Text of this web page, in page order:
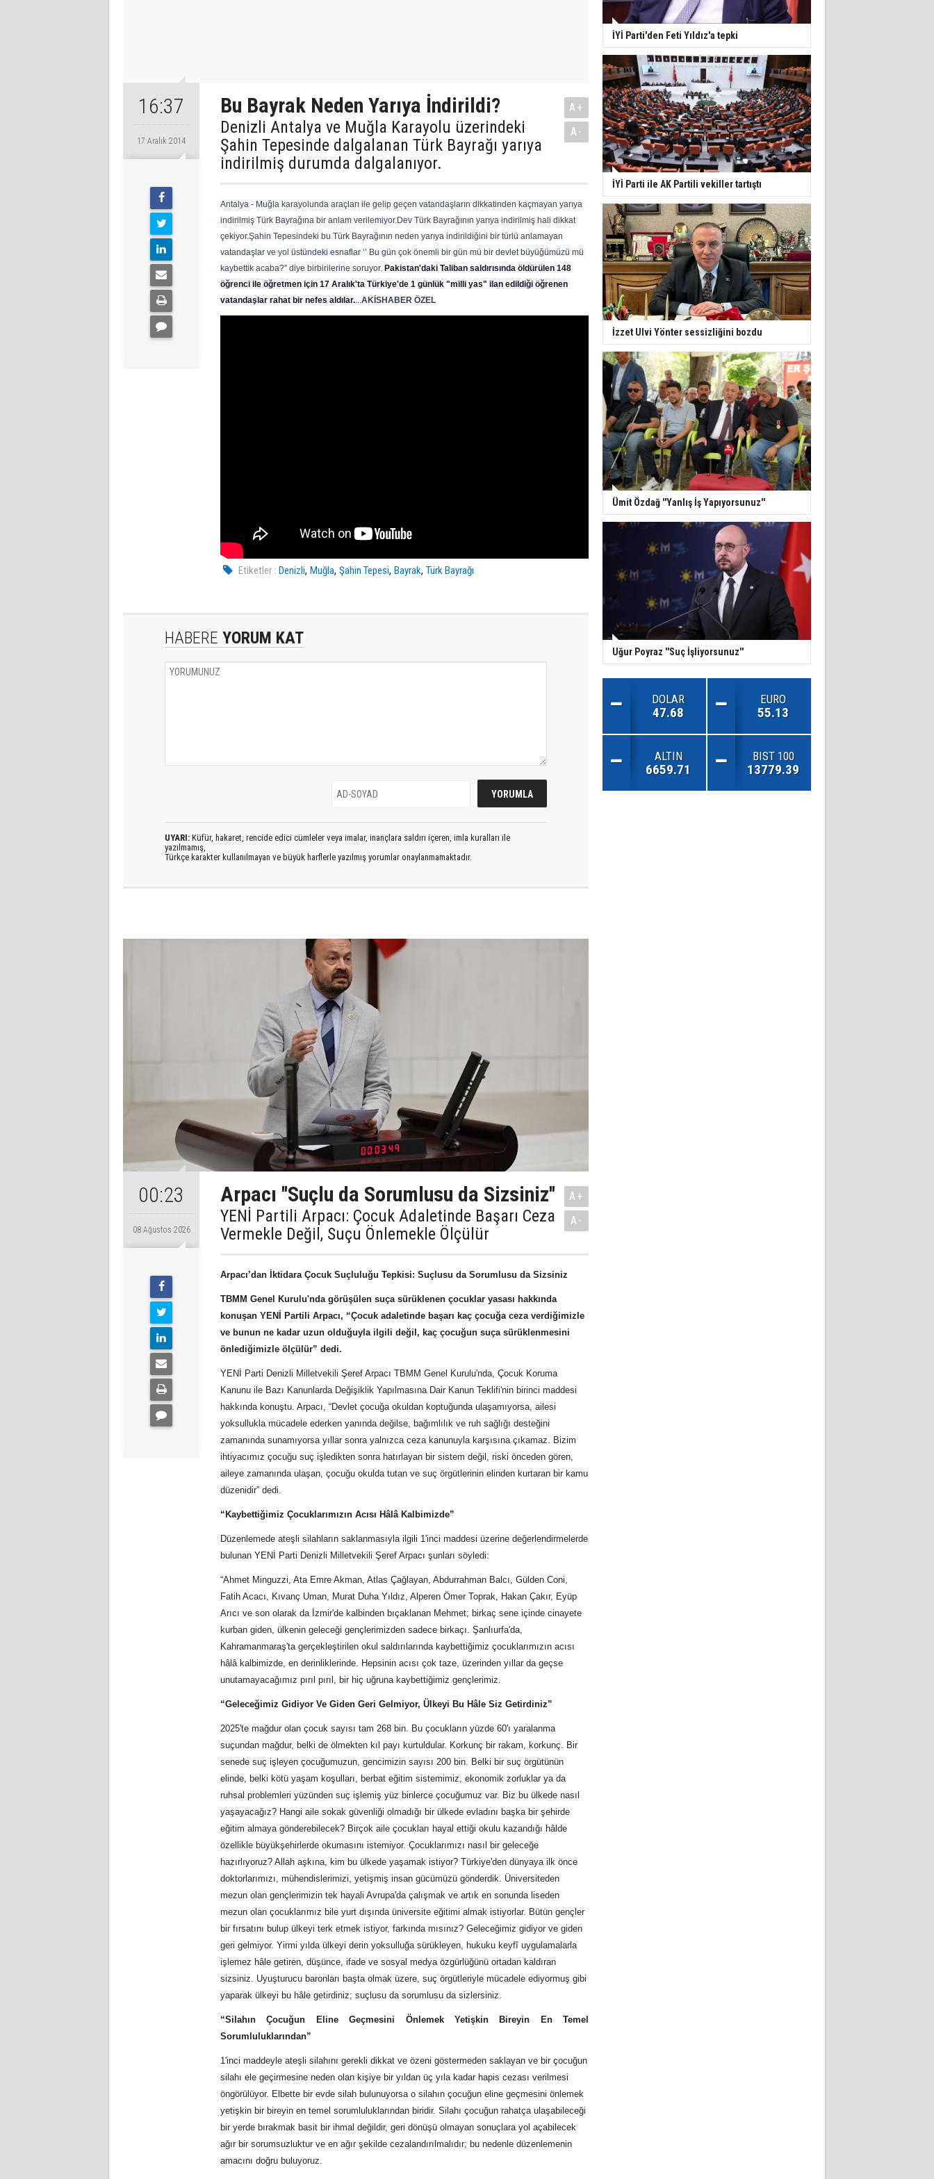
16:37
17 Aralık 2014
Bu Bayrak Neden Yarıya İndirildi?
Denizli Antalya ve Muğla Karayolu üzerindeki
Şahin Tepesinde dalgalanan Türk Bayrağı yarıya
indirilmiş durumda dalgalanıyor.
A+
A-
Antalya - Muğla karayolunda araçları ile gelip geçen vatandaşların dikkatinden kaçmayan yarıya
indirilmiş Türk Bayrağına bir anlam verilemiyor.Dev Türk Bayrağının yarıya indirilmiş hali dikkat
çekiyor.Şahin Tepesindeki bu Türk Bayrağının neden yarıya indirildiğini bir türlü anlamayan
vatandaşlar ve yol üstündeki esnaflar ‘’ Bu gün çok önemli bir gün mü bir devlet büyüğümüzü mü
kaybettik acaba?'' diye birbirilerine soruyor. Pakistan'daki Taliban saldırısında öldürülen 148
öğrenci ile öğretmen için 17 Aralık'ta Türkiye'de 1 günlük "milli yas" ilan edildiği öğrenen
vatandaşlar rahat bir nefes aldılar....AKİSHABER ÖZEL
Etiketler : Denizli,Muğla,Şahin Tepesi,Bayrak,Türk Bayrağı
HABERE YORUM KAT
UYARI: Küfür, hakaret, rencide edici cümleler veya imalar, inançlara saldırı içeren, imla kuralları ile
yazılmamış,
Türkçe karakter kullanılmayan ve büyük harflerle yazılmış yorumlar onaylanmamaktadır.
00:23
08 Ağustos 2026
Arpacı ''Suçlu da Sorumlusu da Sizsiniz''
YENİ Partili Arpacı: Çocuk Adaletinde Başarı Ceza
Vermekle Değil, Suçu Önlemekle Ölçülür
A+
A-
Arpacı’dan İktidara Çocuk Suçluluğu Tepkisi: Suçlusu da Sorumlusu da Sizsiniz
TBMM Genel Kurulu'nda görüşülen suça sürüklenen çocuklar yasası hakkında
konuşan YENİ Partili Arpacı, “Çocuk adaletinde başarı kaç çocuğa ceza verdiğimizle
ve bunun ne kadar uzun olduğuyla ilgili değil, kaç çocuğun suça sürüklenmesini
önlediğimizle ölçülür” dedi.
YENİ Parti Denizli Milletvekili Şeref Arpacı TBMM Genel Kurulu'nda, Çocuk Koruma
Kanunu ile Bazı Kanunlarda Değişiklik Yapılmasına Dair Kanun Teklifi'nin birinci maddesi
hakkında konuştu. Arpacı, “Devlet çocuğa okuldan koptuğunda ulaşamıyorsa, ailesi
yoksullukla mücadele ederken yanında değilse, bağımlılık ve ruh sağlığı desteğini
zamanında sunamıyorsa yıllar sonra yalnızca ceza kanunuyla karşısına çıkamaz. Bizim
ihtiyacımız çocuğu suç işledikten sonra hatırlayan bir sistem değil, riski önceden gören,
aileye zamanında ulaşan, çocuğu okulda tutan ve suç örgütlerinin elinden kurtaran bir kamu
düzenidir” dedi.
“Kaybettiğimiz Çocuklarımızın Acısı Hâlâ Kalbimizde”
Düzenlemede ateşli silahların saklanmasıyla ilgili 1'inci maddesi üzerine değerlendirmelerde
bulunan YENİ Parti Denizli Milletvekili Şeref Arpacı şunları söyledi:
“Ahmet Minguzzi, Ata Emre Akman, Atlas Çağlayan, Abdurrahman Balcı, Gülden Coni,
Fatih Acacı, Kıvanç Uman, Murat Duha Yıldız, Alperen Ömer Toprak, Hakan Çakır, Eyüp
Arıcı ve son olarak da İzmir'de kalbinden bıçaklanan Mehmet; birkaç sene içinde cinayete
kurban giden, ülkenin geleceği gençlerimizden sadece birkaçı. Şanlıurfa'da,
Kahramanmaraş'ta gerçekleştirilen okul saldırılarında kaybettiğimiz çocuklarımızın acısı
hâlâ kalbimizde, en derinliklerinde. Hepsinin acısı çok taze, üzerinden yıllar da geçse
unutamayacağımız pırıl pırıl, bir hiç uğruna kaybettiğimiz gençlerimiz.
“Geleceğimiz Gidiyor Ve Giden Geri Gelmiyor, Ülkeyi Bu Hâle Siz Getirdiniz”
2025'te mağdur olan çocuk sayısı tam 268 bin. Bu çocukların yüzde 60'ı yaralanma
suçundan mağdur, belki de ölmekten kıl payı kurtuldular. Korkunç bir rakam, korkunç. Bir
senede suç işleyen çocuğumuzun, gencimizin sayısı 200 bin. Belki bir suç örgütünün
elinde, belki kötü yaşam koşulları, berbat eğitim sistemimiz, ekonomik zorluklar ya da
ruhsal problemleri yüzünden suç işlemiş yüz binlerce çocuğumuz var. Biz bu ülkede nasıl
yaşayacağız? Hangi aile sokak güvenliği olmadığı bir ülkede evladını başka bir şehirde
eğitim almaya gönderebilecek? Birçok aile çocukları hayal ettiği okulu kazandığı hâlde
özellikle büyükşehirlerde okumasını istemiyor. Çocuklarımızı nasıl bir geleceğe
hazırlıyoruz? Allah aşkına, kim bu ülkede yaşamak istiyor? Türkiye'den dünyaya ilk önce
doktorlarımızı, mühendislerimizi, yetişmiş insan gücümüzü gönderdik. Üniversiteden
mezun olan gençlerimizin tek hayali Avrupa'da çalışmak ve artık en sonunda liseden
mezun olan çocuklarımız bile yurt dışında üniversite eğitimi almak istiyorlar. Bütün gençler
bir fırsatını bulup ülkeyi terk etmek istiyor, farkında mısınız? Geleceğimiz gidiyor ve giden
geri gelmiyor. Yirmi yılda ülkeyi derin yoksulluğa sürükleyen, hukuku keyfî uygulamalarla
işlemez hâle getiren, düşünce, ifade ve sosyal medya özgürlüğünü ortadan kaldıran
sizsiniz. Uyuşturucu baronları başta olmak üzere, suç örgütleriyle mücadele ediyormuş gibi
yaparak ülkeyi bu hâle getirdiniz; suçlusu da sorumlusu da sizlersiniz.
“Silahın Çocuğun Eline Geçmesini Önlemek Yetişkin Bireyin En Temel
Sorumluluklarından”
1'inci maddeyle ateşli silahını gerekli dikkat ve özeni göstermeden saklayan ve bir çocuğun
silahı ele geçirmesine neden olan kişiye bir yıldan üç yıla kadar hapis cezası verilmesi
öngörülüyor. Elbette bir evde silah bulunuyorsa o silahın çocuğun eline geçmesini önlemek
yetişkin bir bireyin en temel sorumluluklarından biridir. Silahı çocuğun rahatça ulaşabileceği
bir yerde bırakmak basit bir ihmal değildir, geri dönüşü olmayan sonuçlara yol açabilecek
ağır bir sorumsuzluktur ve en ağır şekilde cezalandırılmalıdır; bu nedenle düzenlemenin
amacını doğru buluyoruz.
İYİ Parti'den Feti Yıldız'a tepki
İYİ Parti ile AK Partili vekiller tartıştı
İzzet Ulvi Yönter sessizliğini bozdu
Ümit Özdağ ''Yanlış İş Yapıyorsunuz''
Uğur Poyraz ''Suç İşliyorsunuz''
DOLAR
47.68
EURO
55.13
ALTIN
6659.71
BIST 100
13779.39